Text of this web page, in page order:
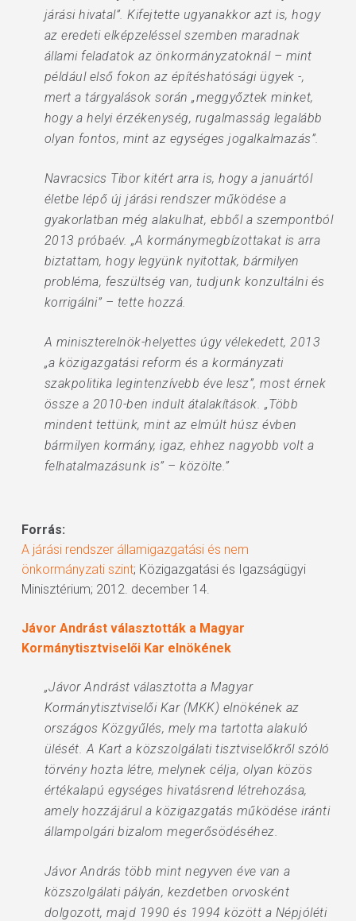
járási hivatal”. Kifejtette ugyanakkor azt is, hogy
az eredeti elképzeléssel szemben maradnak
állami feladatok az önkormányzatoknál – mint
például első fokon az építéshatósági ügyek -,
mert a tárgyalások során „meggyőztek minket,
hogy a helyi érzékenység, rugalmasság legalább
olyan fontos, mint az egységes jogalkalmazás”.
Navracsics Tibor kitért arra is, hogy a januártól
életbe lépő új járási rendszer működése a
gyakorlatban még alakulhat, ebből a szempontból
2013 próbaév. „A kormánymegbízottakat is arra
biztattam, hogy legyünk nyitottak, bármilyen
probléma, feszültség van, tudjunk konzultálni és
korrigálni” – tette hozzá.
A miniszterelnök-helyettes úgy vélekedett, 2013
„a közigazgatási reform és a kormányzati
szakpolitika legintenzívebb éve lesz”, most érnek
össze a 2010-ben indult átalakítások. „Több
mindent tettünk, mint az elmúlt húsz évben
bármilyen kormány, igaz, ehhez nagyobb volt a
felhatalmazásunk is” – közölte.”
Forrás:
A járási rendszer államigazgatási és nem
önkormányzati szint; Közigazgatási és Igazságügyi
Minisztérium; 2012. december 14.
Jávor Andrást választották a Magyar
Kormánytisztviselői Kar elnökének
„Jávor Andrást választotta a Magyar
Kormánytisztviselői Kar (MKK) elnökének az
országos Közgyűlés, mely ma tartotta alakuló
ülését. A Kart a közszolgálati tisztviselőkről szóló
törvény hozta létre, melynek célja, olyan közös
értékalapú egységes hivatásrend létrehozása,
amely hozzájárul a közigazgatás működése iránti
állampolgári bizalom megerősödéséhez.
Jávor András több mint negyven éve van a
közszolgálati pályán, kezdetben orvosként
dolgozott, majd 1990 és 1994 között a Népjóléti